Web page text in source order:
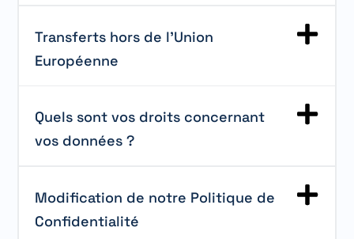
Transferts hors de l’Union
Européenne
Quels sont vos droits concernant
vos données ?
Modification de notre Politique de
Confidentialité